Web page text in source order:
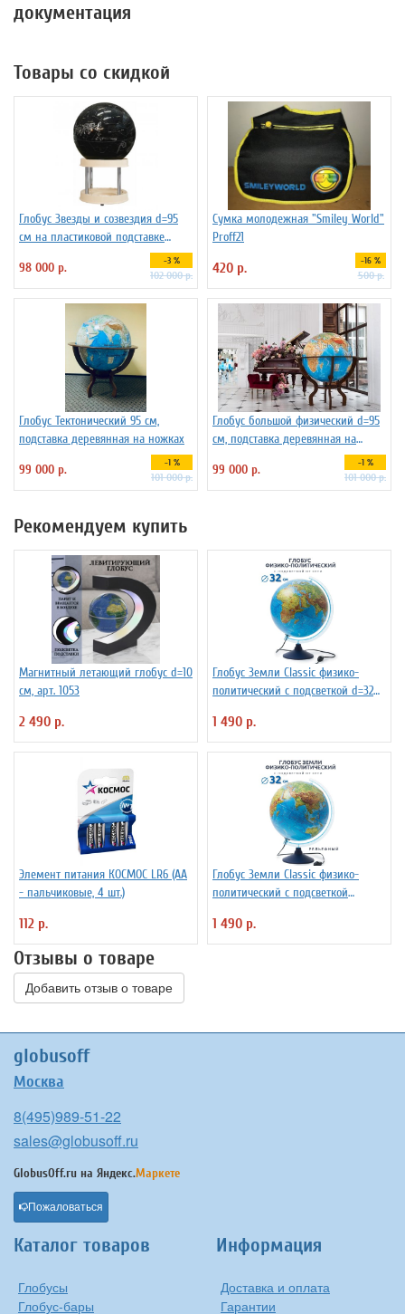
документация
Товары со скидкой
Глобус Звезды и созвездия d=95
см на пластиковой подставке
98 000 р. -3 %
102 000 р.
Сумка молодежная "Smiley World"
Proff21
420 р. -16 %
500 р.
Глобус Тектонический 95 см,
подставка деревянная на ножках
99 000 р.
-1 %
101 000 р.
Глобус большой физический d=95
см, подставка деревянная на
99 000 р. -1 %
101 000 р.
Рекомендуем купить
Магнитный летающий глобус d=10
см, арт. 1053
2 490 р.
Глобус Земли Classic физико-
политический с подсветкой d=32
1 490 р.
Элемент питания КОСМОС LR6 (АА
- пальчиковые, 4 шт.)
112 р.
Глобус Земли Classic физико-
политический с подсветкой
1 490 р.
Отзывы о товаре
Добавить отзыв о товаре
globusoff
Москва
8(495)989-51-22
sales@globusoff.ru
GlobusOff.ru на Яндекс.Маркете
Пожаловаться
Каталог товаров
Глобусы
Глобус-бары
Информация
Доставка и оплата
Гарантии